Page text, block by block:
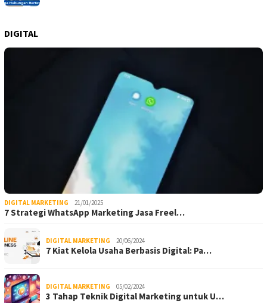
DIGITAL
DIGITAL MARKETING 21/01/2025
7 Strategi WhatsApp Marketing Jasa Freel…
DIGITAL MARKETING 20/06/2024
7 Kiat Kelola Usaha Berbasis Digital: Pa…
DIGITAL MARKETING 05/02/2024
3 Tahap Teknik Digital Marketing untuk U…